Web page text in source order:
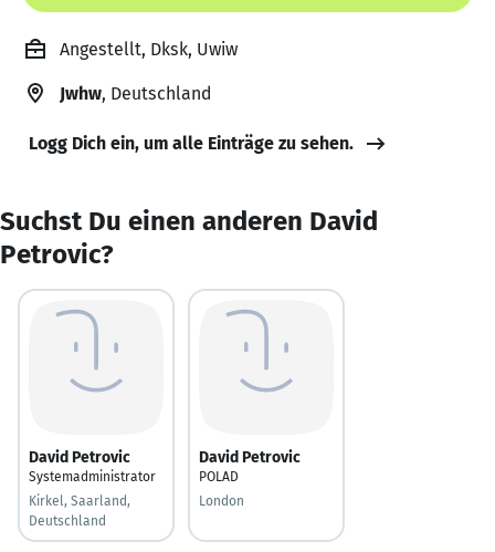
Angestellt, Dksk, Uwiw
Jwhw, Deutschland
Logg Dich ein, um alle Einträge zu sehen.
Suchst Du einen anderen David
Petrovic?
David Petrovic
Systemadministrator
Kirkel, Saarland,
Deutschland
David Petrovic
POLAD
London